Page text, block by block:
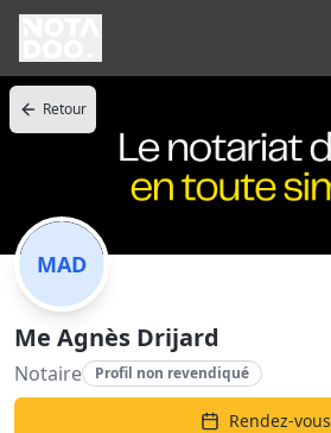
Retour
MAD
Me Agnès Drijard
Notaire Profil non revendiqué
Rendez-vous